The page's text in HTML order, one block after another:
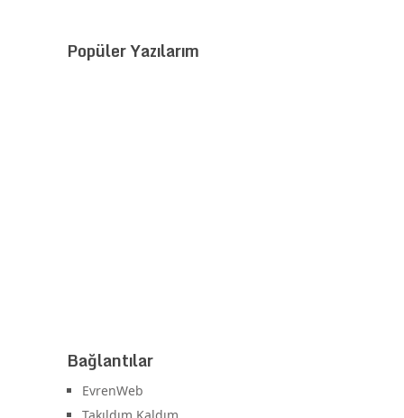
Popüler Yazılarım
Bağlantılar
EvrenWeb